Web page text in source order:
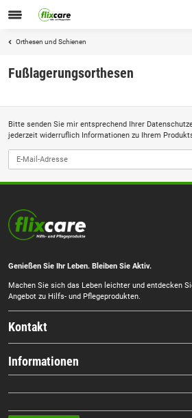
Orthesen und Schienen
Fußlagerungsorthesen
Bitte senden Sie mir entsprechend Ihrer
jederzeit widerruflich Informationen zu Ihrem
Genießen Sie Ihr Leben. Bleiben Sie Aktiv.
Machen Sie sich das Leben leichter und entdecken
Angebot zu Hilfs- und Pflegeprodukten.
Kontakt
Informationen